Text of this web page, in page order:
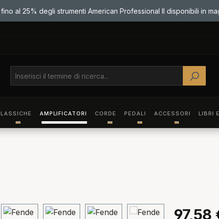
al 25% degli strumenti American Professional II disponibili in
con Bonifico e risparmia il 3%! Usa il codice BONIFICO3 in
AMPLIFICATORI CORDE PEDALI ACCESSORI LIBRI
97,58